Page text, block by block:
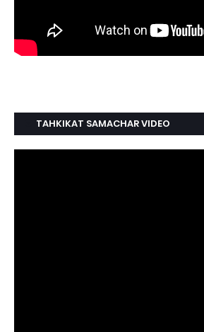
TAHKIKAT SAMACHAR VIDEO